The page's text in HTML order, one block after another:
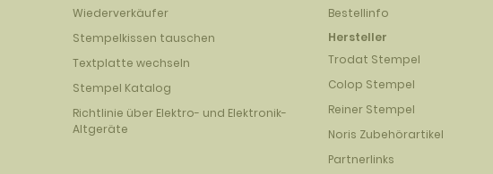
Wiederverkäufer
Stempelkissen tauschen
Textplatte wechseln
Stempel Katalog
Richtlinie über Elektro- und Elektronik-
Altgeräte
Bestellinfo
Hersteller
Trodat Stempel
Colop Stempel
Reiner Stempel
Noris Zubehörartikel
Partnerlinks